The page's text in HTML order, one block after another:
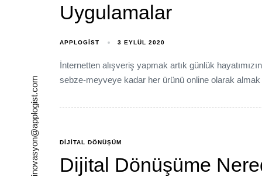
inovasyon@applogist.com
Uygulamalar
APPLOGIST 3 EYLÜL 2020
İnternetten alışveriş yapmak artık günlük
sebze-meyveye kadar her ürünü online olarak almak
DIJITAL DÖNÜŞÜM
Dijital Dönüşüme